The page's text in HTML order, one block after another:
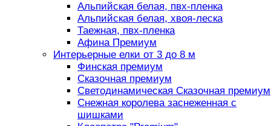
Альпийская белая, пвх-пленка
Альпийская белая, хвоя-леска
Таежная, пвх-пленка
Афина Премиум
Интерьерные елки от 3 до 8 м
Финская премиум
Сказочная премиум
Светодинамическая Сказочная премиум
Снежная королева заснеженная с
шишками